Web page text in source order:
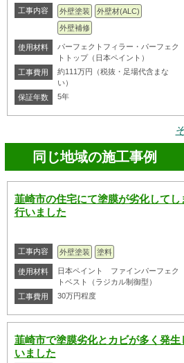
工事内容 外壁塗装
外壁材(ALC)
外壁補修
使用材料
パーフェクトフィラー・パーフェク
トトップ（日本ペイント）
工事費用
約111万円（税抜・足場代含まな
い）
保証年数
5年
同じ地域の施工事例
韮崎市の住宅にて塗膜が劣化して
行いました
工事内容 外壁塗装 塗料
使用材料
日本ペイント ファインパーフェク
トベスト（ラジカル制御型）
工事費用
30万円程度
韮崎市で塗膜劣化とカビが多く発
いました